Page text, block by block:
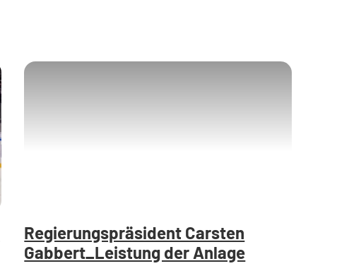
Regierungspräsident Carsten
Gabbert_Leistung der Anlage